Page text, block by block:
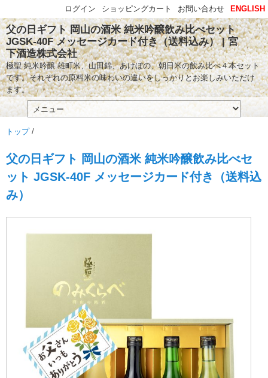
父の日ギフト 岡山の酒米 純米吟醸飲み比べセット
JGSK-40F メッセージカード付き（送料込み） | 宮
下酒造株式会社
極聖 純米吟醸 雄町米、山田錦、あけぼの、朝日米の飲み比べ４本セット
です。それぞれの原料米の味わいの違いをしっかりとお楽しみいただけ
ます。
トップ/
父の日ギフト 岡山の酒米 純米吟醸飲み比べセ
ット JGSK-40F メッセージカード付き（送料込
み）
ENGLISH
お問い合わせ
ショッピングカート
ログイン